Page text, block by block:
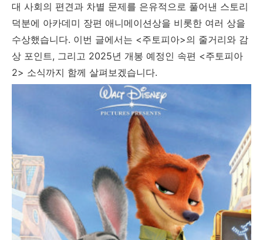
대 사회의 편견과 차별 문제를 은유적으로 풀어낸 스토리
덕분에 아카데미 장편 애니메이션상을 비롯한 여러 상을
수상했습니다. 이번 글에서는 <주토피아>의 줄거리와 감
상 포인트, 그리고 2025년 개봉 예정인 속편 <주토피아
2> 소식까지 함께 살펴보겠습니다.